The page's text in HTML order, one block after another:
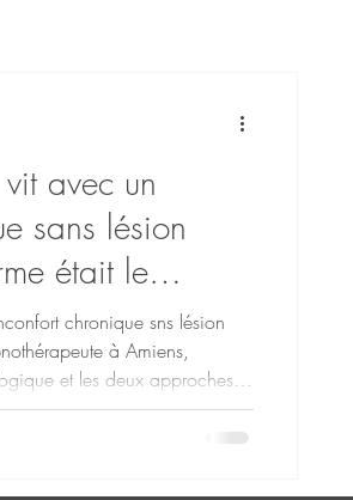
avec un
sans lésion
était le
feu ?
chronique sns lésion
à Amiens,
et les deux approches